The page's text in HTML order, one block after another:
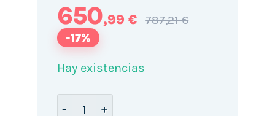
650,99 € 787,21 €
-17%
Hay existencias